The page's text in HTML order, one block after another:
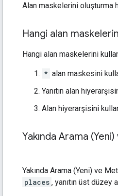
Alan maskelerini oluşturma
Hangi alan
Hangi alan maskelerini
* alan maskesini
Yanıtın alan
Alan hiyerarşisini
Yakında Arama
Yakında Arama (Yeni) ve
places , yanıtın üst düzey